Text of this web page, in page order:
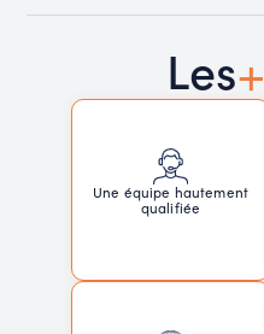
Les+
Une équipe hautement
qualifiée